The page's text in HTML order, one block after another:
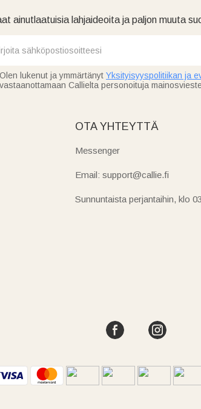
ainutlaatuisia lahjaideoita ja paljon muuta
Olen lukenut ja ymmärtänyt Yksityisyyspolitiikan ja
vastaanottamaan Callielta personoituja
OTA YHTEYTTÄ
Messenger
Email: support@callie.fi
Sunnuntaista perjantaihin, klo